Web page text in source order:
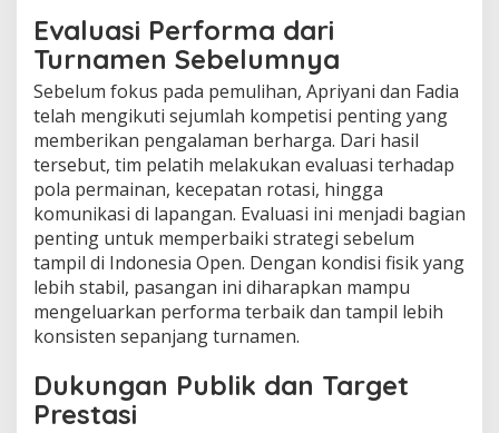
Evaluasi Performa dari
Turnamen Sebelumnya
Sebelum fokus pada pemulihan, Apriyani dan Fadia
telah mengikuti sejumlah kompetisi penting yang
memberikan pengalaman berharga. Dari hasil
tersebut, tim pelatih melakukan evaluasi terhadap
pola permainan, kecepatan rotasi, hingga
komunikasi di lapangan. Evaluasi ini menjadi bagian
penting untuk memperbaiki strategi sebelum
tampil di Indonesia Open. Dengan kondisi fisik yang
lebih stabil, pasangan ini diharapkan mampu
mengeluarkan performa terbaik dan tampil lebih
konsisten sepanjang turnamen.
Dukungan Publik dan Target
Prestasi